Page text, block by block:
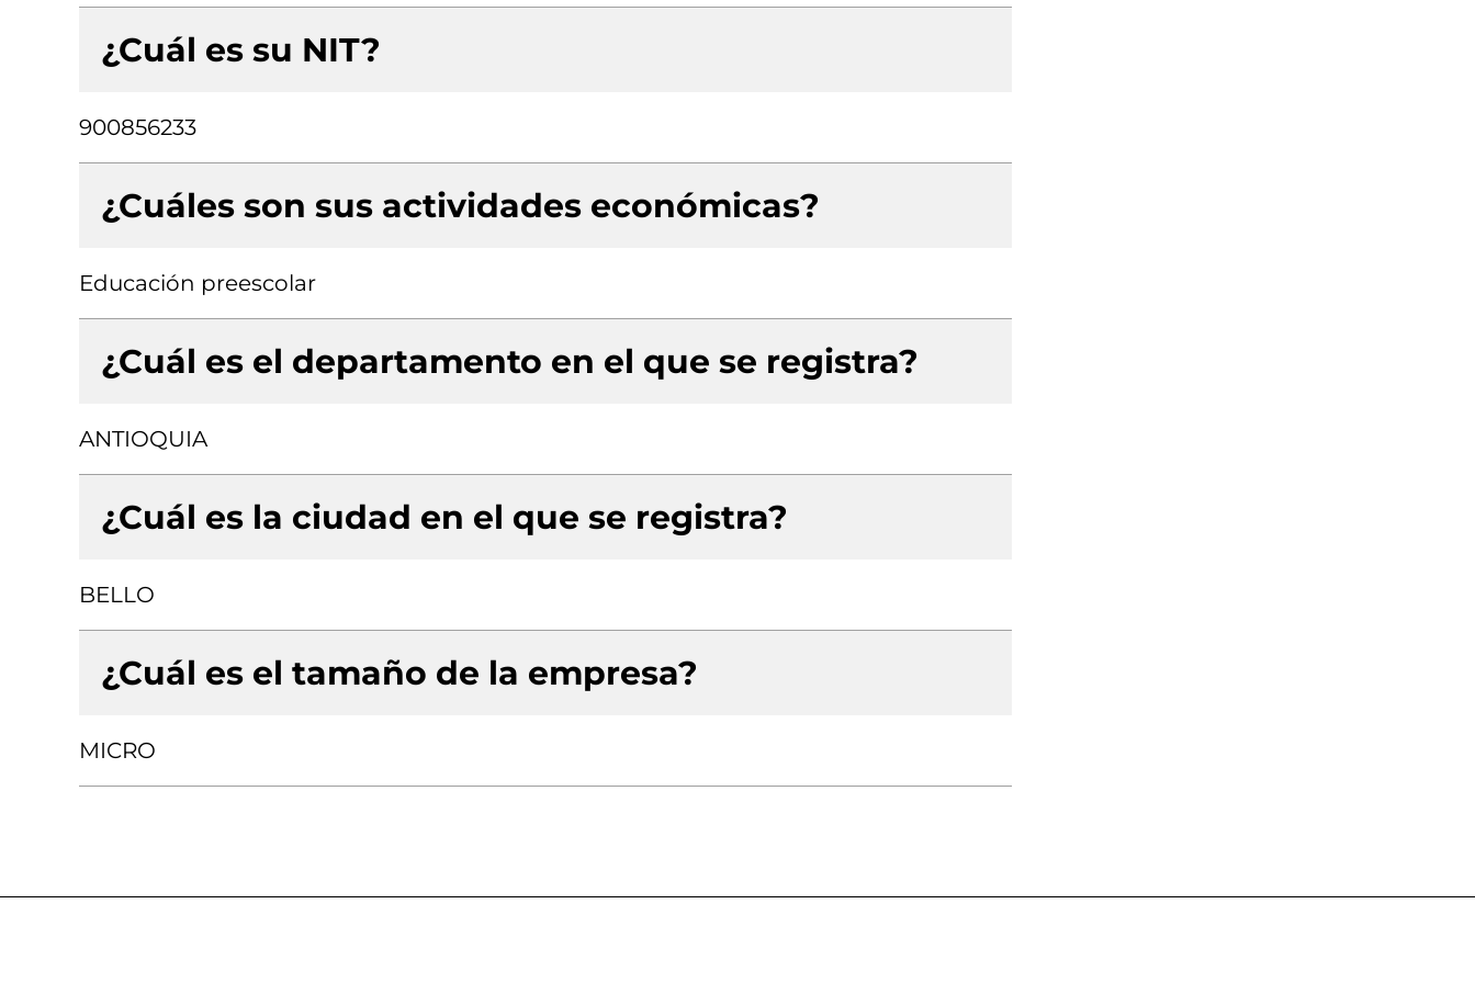
¿Cuál es su NIT?
900856233
¿Cuáles son sus actividades económicas?
Educación preescolar
¿Cuál es el departamento en el que se registra?
ANTIOQUIA
¿Cuál es la ciudad en el que se registra?
BELLO
¿Cuál es el tamaño de la empresa?
MICRO